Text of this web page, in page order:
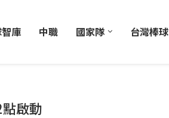
庫 中職 國家隊 台灣棒球
啟動